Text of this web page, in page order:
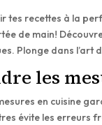
tes recettes à la
de main!
Plonge dans
les
en cuisine
évite les erreurs